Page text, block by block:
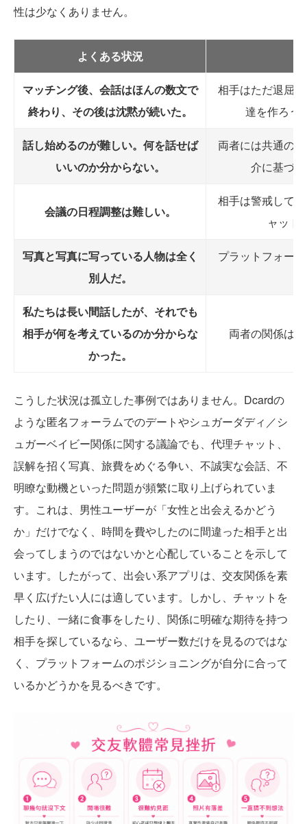
性は少なくありません。
よくある状況
マッチング後、会話はほんの数文で
終わり、その後は沈黙が続いた。
相手はただ退屈
達を作ろう
話し始めるのが難しい。何を話せば
いいのか分からない。
両者には共通の
介に基づ
会議の日程調整は難しい。
相手は警戒して
ャット
写真と写真に写っている人物は全く
別人だ。
プラットフォー
私たちは長い間話したが、それでも
相手が何を考えているのか分からな
かった。
両者の関係は
こうした状況は孤立した事例ではありません。Dcardの
ような匿名フォーラムでのデートやシュガーダディ／シ
ュガーベイビー関係に関する議論でも、代理チャット、
誤解を招く写真、旅費をめぐる争い、不誠実な会話、不
明瞭な動機といった問題が頻繁に取り上げられていま
す。これは、男性ユーザーが「女性と出会えるかどう
か」だけでなく、時間を費やしたのに間違った相手と出
会ってしまうのではないかと心配していることを示して
います。したがって、出会い系アプリは、交友関係を素
早く広げたい人には適しています。しかし、チャットを
したり、一緒に食事をしたり、関係に明確な期待を持つ
相手を探しているなら、ユーザー数だけを見るのではな
く、プラットフォームのポジショニングが自分に合って
いるかどうかを見るべきです。